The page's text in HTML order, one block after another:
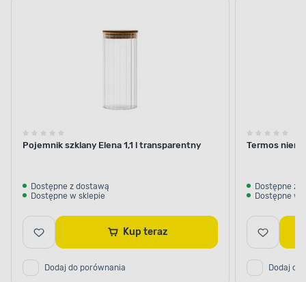
Pojemnik szklany Elena 1,1 l transparentny
Dostępne z dostawą
Dostępne w sklepie
Kup teraz
Dodaj do porównania
Termos
Dostępne z
Dostępne w
Dodaj do